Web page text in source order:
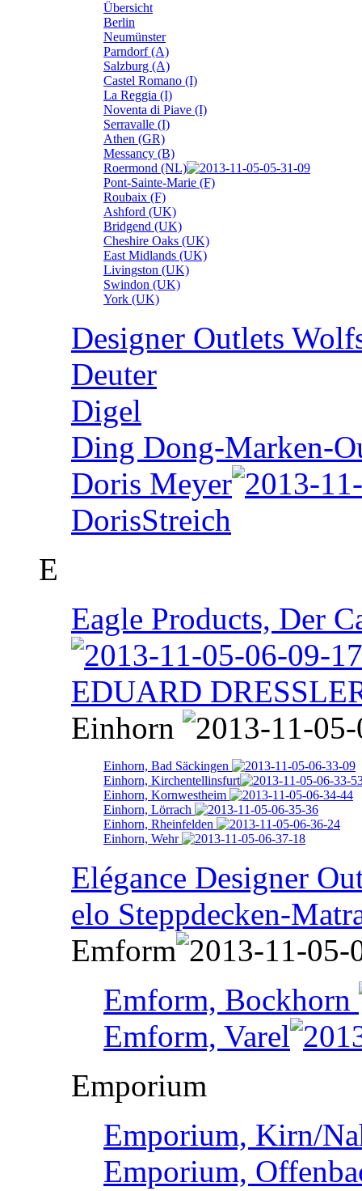
Übersicht
Berlin
Neumünster
Parndorf (A)
Salzburg (A)
Castel Romano (I)
La Reggia (I)
Noventa di Piave (I)
Serravalle (I)
Athen (GR)
Messancy (B)
Roermond (NL)
Pont-Sainte-Marie (F)
Roubaix (F)
Ashford (UK)
Bridgend (UK)
Cheshire Oaks (UK)
East Midlands (UK)
Livingston (UK)
Swindon (UK)
York (UK)
Designer Outlets
Deuter
Digel
Ding Dong-Marken-
Doris Meyer
DorisStreich
E
Eagle Products, Der
EDUARD
Einhorn
Einhorn, Bad Säckingen
Einhorn, Kirchentellinsfurt
Einhorn, Kornwestheim
Einhorn, Lörrach
Einhorn, Rheinfelden
Einhorn, Wehr
Elégance Designer
elo Steppdecken-
Emform
Emform, Bockhorn
Emform, Varel
Emporium
Emporium, Kirn/
Emporium,